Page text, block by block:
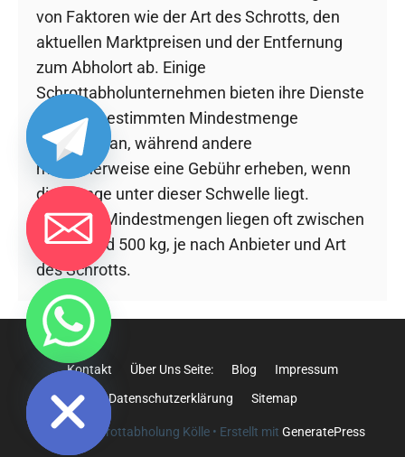
von Faktoren wie der Art des Schrotts, den
aktuellen Marktpreisen und der Entfernung
zum Abholort ab. Einige
Schrottabholunternehmen bieten ihre Dienste
ab einer bestimmten Mindestmenge
kostenlos an, während andere
möglicherweise eine Gebühr erheben, wenn
die Menge unter dieser Schwelle liegt.
Typische Mindestmengen liegen oft zwischen
300 kg und 500 kg, je nach Anbieter und Art
des Schrotts.
Kontakt Über Uns Seite: Blog
Impressum
Datenschutzerklärung
Sitemap
© 2026 Schrottabholung Kölle• Erstellt mit GeneratePress
Hide
chaty